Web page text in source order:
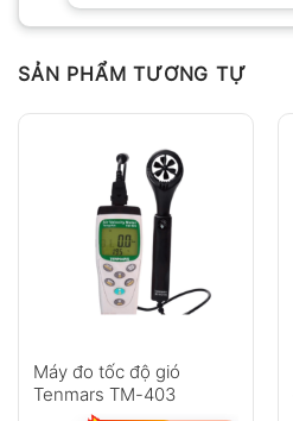
SẢN PHẨM TƯƠNG TỰ
Máy đo tốc độ gió
Tenmars TM-403